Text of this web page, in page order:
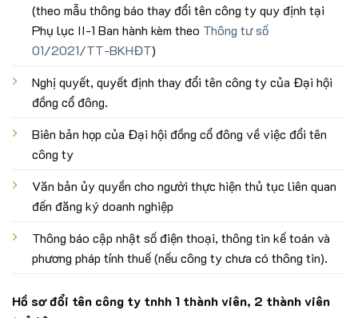
(theo mẫu thông báo thay đổi tên công ty quy định tại
Phụ lục II-1 Ban hành kèm theo Thông tư số
01/2021/TT-BKHĐT)
Nghị quyết, quyết định thay đổi tên công ty của Đại hội
đồng cổ đông.
Biên bản họp của Đại hội đồng cổ đông về việc đổi tên
công ty
Văn bản ủy quyền cho người thực hiện thủ tục liên quan
đến đăng ký doanh nghiệp
Thông báo cập nhật số điện thoại, thông tin kế toán và
phương pháp tính thuế (nếu công ty chưa có thông tin).
Hồ sơ đổi tên công ty tnhh 1 thành viên, 2 thành viên